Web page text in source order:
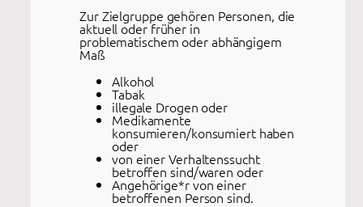
Zur Zielgruppe gehören Personen, die
aktuell oder früher in
problematischem oder abhängigem
Maß
Alkohol
Tabak
illegale Drogen oder
Medikamente
konsumieren/konsumiert haben
oder
von einer Verhaltenssucht
betroffen sind/waren oder
Angehörige*r von einer
betroffenen Person sind.